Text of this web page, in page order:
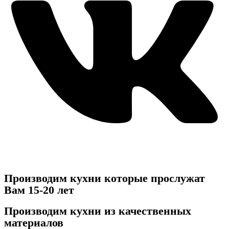
Производим кухни которые прослужат
Вам 15-20 лет
Производим кухни из качественных
материалов